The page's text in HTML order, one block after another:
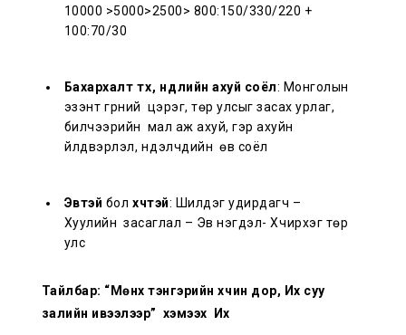
10000 >5000>2500> 800:150/330/220 +
100:70/30
Бахархалт түүх, нүүдлийн ахуй соёл: Монголын
эзэнт гүрний цэрэг, төр улсыг засах урлаг,
билчээрийн мал аж ахуй, гэр ахуйн
үйлдвэрлэл, нүүдэлчдийн өв соёл
Эвтэй бол хүчтэй: Шилдэг удирдагч –
Хуулийн засаглал – Эв нэгдэл- Хүчирхэг төр
улс
Тайлбар: “Мөнх тэнгэрийн хүчин дор, Их суу
залийн ивээлээр” хэмээх
Их